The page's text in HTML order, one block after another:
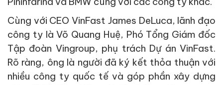
Cùng với CEO VinFast James DeLuca, lãnh đạo
công ty là Võ Quang Huệ, Phó Tổng Giám đốc
Tập đoàn Vingroup, phụ trách Dự án VinFast.
Rõ ràng, ông là người đã ký kết thỏa thuận với
nhiều công ty quốc tế và góp phần xây dựng